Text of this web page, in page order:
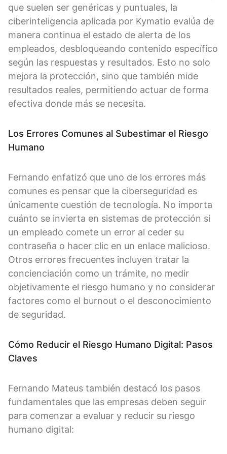
que suelen ser genéricas y puntuales, la
ciberinteligencia aplicada por Kymatio evalúa de
manera continua el estado de alerta de los
empleados, desbloqueando contenido específico
según las respuestas y resultados. Esto no solo
mejora la protección, sino que también mide
resultados reales, permitiendo actuar de forma
efectiva donde más se necesita.
Los Errores Comunes al Subestimar el Riesgo
Humano
Fernando enfatizó que uno de los errores más
comunes es pensar que la ciberseguridad es
únicamente cuestión de tecnología. No importa
cuánto se invierta en sistemas de protección si
un empleado comete un error al ceder su
contraseña o hacer clic en un enlace malicioso.
Otros errores frecuentes incluyen tratar la
concienciación como un trámite, no medir
objetivamente el riesgo humano y no considerar
factores como el burnout o el desconocimiento
de seguridad.
Cómo Reducir el Riesgo Humano Digital: Pasos
Claves
Fernando Mateus también destacó los pasos
fundamentales que las empresas deben seguir
para comenzar a evaluar y reducir su riesgo
humano digital: